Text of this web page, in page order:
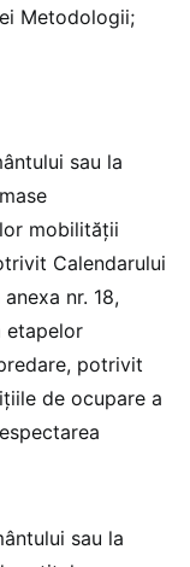
Metodologii;
sau la
mobilității
Calendarului
nr. 18,
etapelor
potrivit
de ocupare a
sau la